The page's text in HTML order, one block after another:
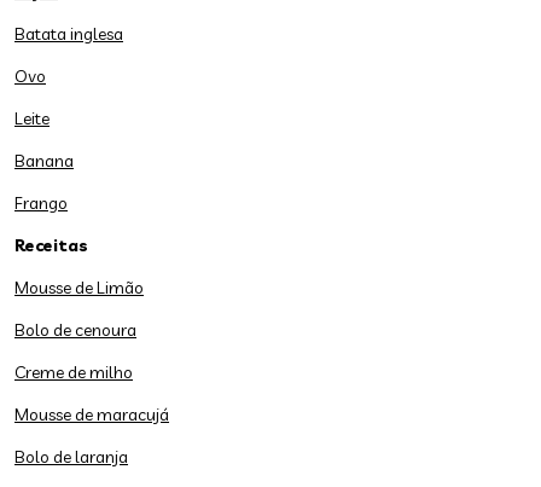
Batata inglesa
Ovo
Leite
Banana
Frango
Receitas
Mousse de Limão
Bolo de cenoura
Creme de milho
Mousse de maracujá
Bolo de laranja